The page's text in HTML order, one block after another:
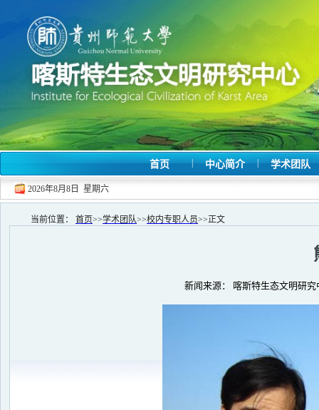
首页 | 中心简介 | 学术团队
2026年8月8日 星期六
当前位置： 首页>>学术团队>>校内专职人员>>正文
新闻来源： 喀斯特生态文明研